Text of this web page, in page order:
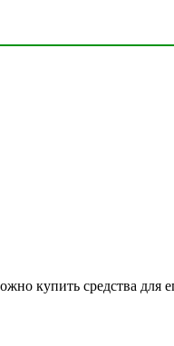
купить средства